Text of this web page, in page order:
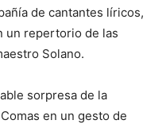
de cantantes líricos,
un repertorio de las
Solano.
sorpresa de la
en un gesto de